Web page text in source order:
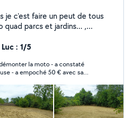
je c'est faire un peut de tous
parcs et jardins... ,
débroussaillage bricolage
de matériels de jardin HS
: 1/5
sa